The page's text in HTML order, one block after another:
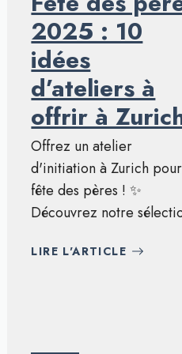
2025 : 10
idées
d’ateliers à
offrir à
Offrez un atelier
d'initiation à Zurich
fête des pères ! ✨
Découvrez notre
LIRE L'ARTICLE